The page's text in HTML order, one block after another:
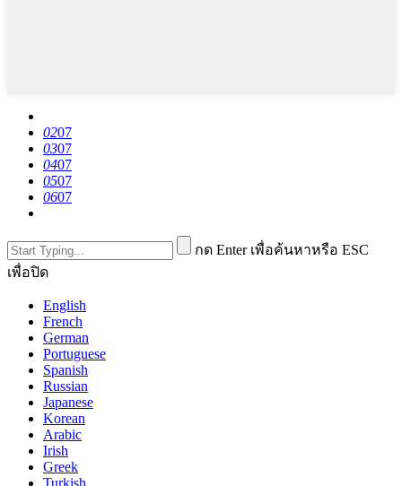
0207
0307
0407
0507
0607
กด Enter เพื่อค้นหาหรือ ESC
เพื่อปิด
English
French
German
Portuguese
Spanish
Russian
Japanese
Korean
Arabic
Irish
Greek